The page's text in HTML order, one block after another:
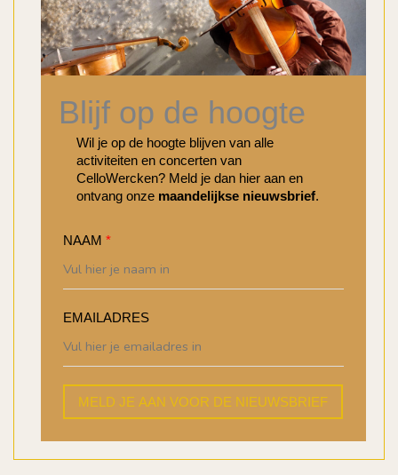
Blijf op de hoogte
Wil je op de hoogte blijven van alle
activiteiten en concerten van
CelloWercken? Meld je dan hier aan en
ontvang onze maandelijkse nieuwsbrief.
NAAM
EMAILADRES
MELD JE AAN VOOR DE NIEUWSBRIEF